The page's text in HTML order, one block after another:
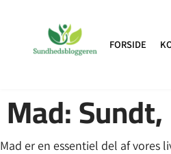
FORSIDE
Mad:
Mad er en essentiel del af